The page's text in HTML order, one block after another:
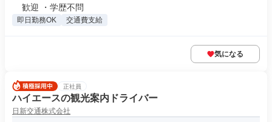
歓迎 ・学歴不問
即日勤務OK 交通費支給
気になる
正社員
ハイエースの観光案内ドライバー
日新交通株式会社